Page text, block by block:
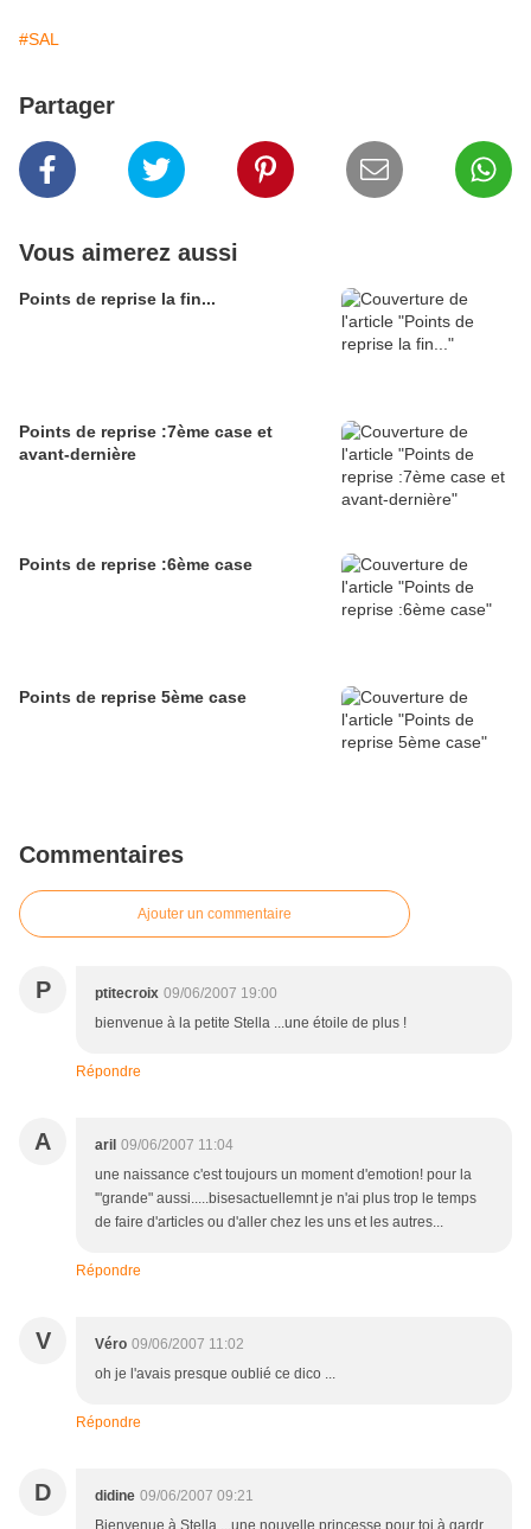
#SAL
Partager
Vous aimerez aussi
Points de reprise la fin...
Points de reprise :7ème case et
avant-dernière
Points de reprise :6ème case
Points de reprise 5ème case
Commentaires
Ajouter un commentaire
P ptitecroix 09/06/2007 19:00
bienvenue à la petite Stella ...une étoile de plus !
Répondre
A aril 09/06/2007 11:04
une naissance c'est toujours un moment d'emotion! pour la
'"grande" aussi.....bisesactuellemnt je n'ai plus trop le temps
de faire d'articles ou d'aller chez les uns et les autres...
Répondre
V Véro 09/06/2007 11:02
oh je l'avais presque oublié ce dico ...
Répondre
D didine 09/06/2007 09:21
Bienvenue à Stella ...une nouvelle princesse pour toi à gardr